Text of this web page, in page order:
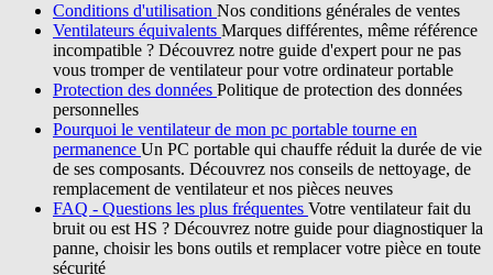
Conditions d'utilisation Nos conditions générales de ventes
Ventilateurs équivalents Marques différentes, même référence
incompatible ? Découvrez notre guide d'expert pour ne pas
vous tromper de ventilateur pour votre ordinateur portable
Protection des données Politique de protection des données
personnelles
Pourquoi le ventilateur de mon pc portable tourne en
permanence Un PC portable qui chauffe réduit la durée de vie
de ses composants. Découvrez nos conseils de nettoyage, de
remplacement de ventilateur et nos pièces neuves
FAQ - Questions les plus fréquentes Votre ventilateur fait du
bruit ou est HS ? Découvrez notre guide pour diagnostiquer la
panne, choisir les bons outils et remplacer votre pièce en toute
sécurité